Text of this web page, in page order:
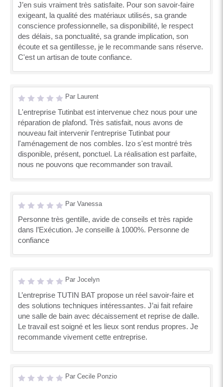
J’en suis vraiment très satisfaite. Pour son savoir-faire
exigeant, la qualité des matériaux utilisés, sa grande
conscience professionnelle, sa disponibilité, le respect
des délais, sa ponctualité, sa grande implication, son
écoute et sa gentillesse, je le recommande sans réserve.
C'est un artisan de toute confiance.
Par Laurent
L'entreprise Tutinbat est intervenue chez nous pour une
réparation de plafond. Très satisfait, nous avons de
nouveau fait intervenir l'entreprise Tutinbat pour
l'aménagement de nos combles. Izo s'est montré très
disponible, présent, ponctuel. La réalisation est parfaite,
nous ne pouvons que recommander son travail.
Par Vanessa
Personne très gentille, avide de conseils et très rapide
dans l’Exécution. Je conseille à 1000%. Personne de
confiance
Par Jocelyn
L’entreprise TUTIN BAT propose un réel savoir-faire et
des solutions techniques intéressantes. J’ai fait refaire
une salle de bain avec décaissement et reprise de dalle.
Le travail est soigné et les lieux sont rendus propres. Je
recommande vivement cette entreprise.
Par Cecile Ponzio